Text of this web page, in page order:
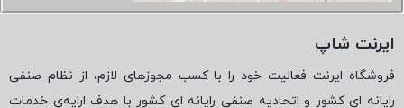
ایرنت شاپ
فروشگاه ایرنت فعالیت خود را با کسب مجوزهای لازم، از نظام صنفی
رایانه ای کشور و اتحادیه صنفی رایانه ای کشور با هدف ارایه‌ی خدمات